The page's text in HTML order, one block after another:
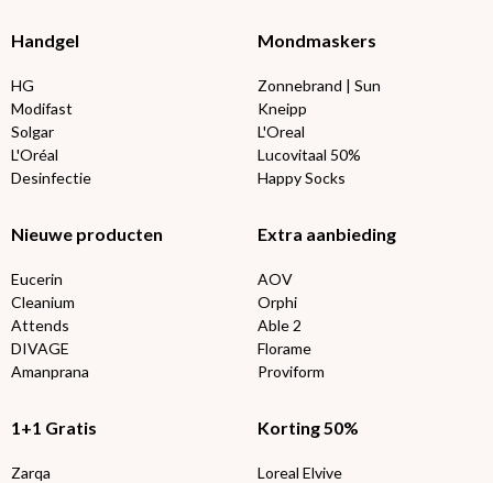
Handgel
HG
Modifast
Solgar
L'Oréal
Desinfectie
Mondmaskers
Zonnebrand | Sun
Kneipp
L'Oreal
Lucovitaal 50%
Happy Socks
Nieuwe producten
Eucerin
Cleanium
Attends
DIVAGE
Amanprana
Extra aanbieding
AOV
Orphi
Able 2
Florame
Proviform
1+1 Gratis
Zarqa
Korting 50%
Loreal Elvive